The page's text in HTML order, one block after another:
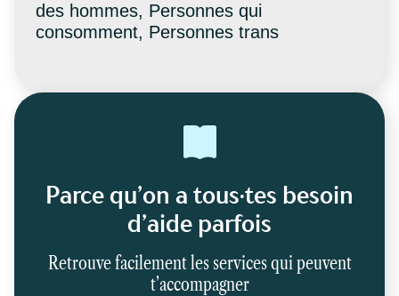
des hommes, Personnes qui
consomment, Personnes trans
Parce qu’on a tous·tes besoin
d’aide parfois
Retrouve facilement les services qui peuvent
t’accompagner